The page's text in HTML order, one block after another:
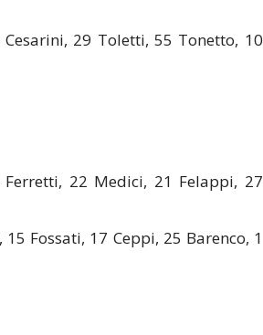
29 Toletti, 55 Tonetto, 10
22 Medici, 21 Felappi, 27
Fossati, 17 Ceppi, 25 Barenco, 1